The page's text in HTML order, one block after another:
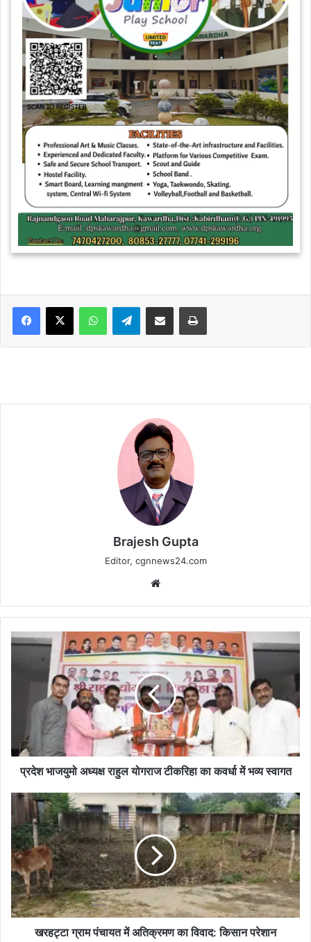
WhatsAppTelegramShare via Email Print
Brajesh Gupta
Editor, cgnnews24.com
प्रदेश
टीकरिहा
कवर्धा
में
भव्यप्रदेश भाजयुमो अध्यक्ष राहुल योगराज टीकरिहा का कवर्धा में भव्य स्वागत
खरहट्टा
ग्राम
पंचायत
अतिक्रमण
का
विवाद:
किसान
परेशान
खरहट्टा ग्राम पंचायत में अतिक्रमण का विवाद: किसान परेशान